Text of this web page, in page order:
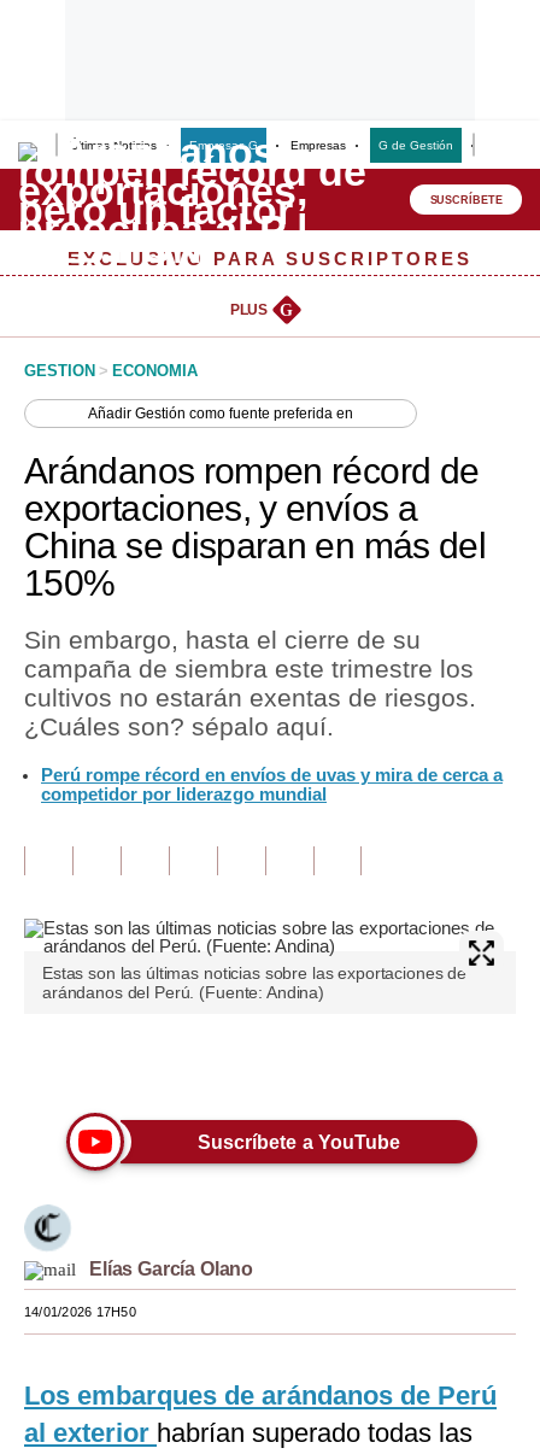
Últimas Noticias Empresas G Empresas G de Gestión
Lo último
Peru Quiosco
Management & Empleo
Perú
Política
Tu Dinero
Finanzas Personales
Inmobiliarias
Plus G
Opinión
Pregunta de hoy
Blogs
Tendencias
Moda
Estilos
Mundo
EEUU
México
Internacional
SUSCRÍBETE
EXCLUSIVO PARA SUSCRIPTORES
PLUS G
GESTION > ECONOMIA
AñadirGestión como fuente preferida en
Arándanos rompen récord de
exportaciones, y envíos a
China se disparan en más del
150%
Sin embargo, hasta el cierre de su
campaña de siembra este trimestre los
cultivos no estarán exentas de riesgos.
¿Cuáles son? sépalo aquí.
Perú rompe récord en envíos de uvas y mira de cerca a
competidor por liderazgo mundial
Estas son las últimas noticias sobre las exportaciones de
arándanos del Perú. (Fuente: Andina)
Suscríbete a YouTube
Elías García Olano
14/01/2026 17H50
Los embarques de arándanos de Perú
al exterior habrían superado todas las